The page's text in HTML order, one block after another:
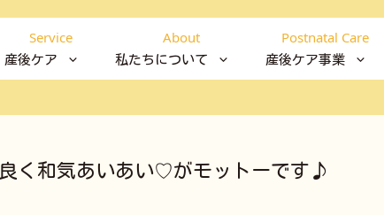
Service
産後ケア
About
私たちについて
Postnatal Care
産後ケア事業
良く和気あいあい♡がモットーです♪